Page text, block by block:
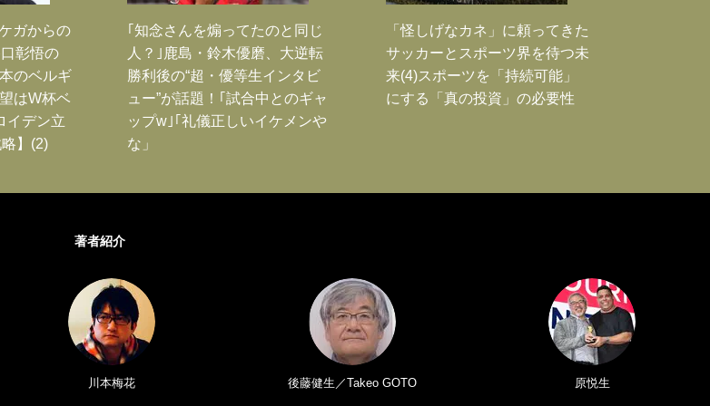
ガからの
彰悟の
のベルギ
はW杯ベ
イデン立
】(2)
｢知念さんを煽ってたのと同じ
人？｣鹿島・鈴木優磨、大逆転
勝利後の“超・優等生インタビ
ュー”が話題！｢試合中とのギャ
ップw｣｢礼儀正しいイケメンや
な」
「怪しげなカネ」に頼ってきた
サッカーとスポーツ界を待つ未
来(4)スポーツを「持続可能」
にする「真の投資」の必要性
著者紹介
川本梅花 後藤健生／Takeo GOTO 原悦生